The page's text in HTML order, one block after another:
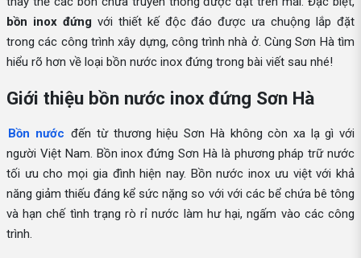
bồn inox đứngvới thiết kế độc đáo được ưa chuộng lắp đặt
trong các công trình xây dựng, công trình nhà ở. Cùng Sơn Hà tìm
hiểu rõ hơn về loại bồn nước inox đứng trong bài viết sau nhé!
Giới thiệu bồn nước inox đứng Sơn Hà
Bồn nước đến từ thương hiệu Sơn Hà không còn xa lạ gì với
người Việt Nam. Bồn inox đứng Sơn Hà là phương pháp trữ nước
tối ưu cho mọi gia đình hiện nay. Bồn nước inox ưu việt với khả
năng giảm thiếu đáng kể sức nặng so với với các bể chứa bê tông
và hạn chế tình trạng rò rỉ nước làm hư hại, ngấm vào các công
trình.